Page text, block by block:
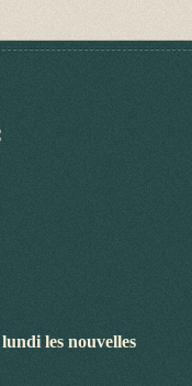
les nouvelles